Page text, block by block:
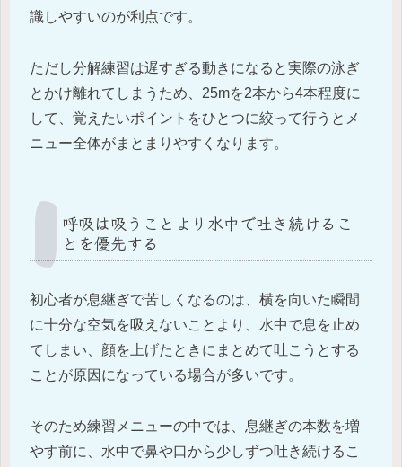
識しやすいのが利点です。
ただし分解練習は遅すぎる動きになると実際の泳ぎ
とかけ離れてしまうため、25mを2本から4本程度に
して、覚えたいポイントをひとつに絞って行うとメ
ニュー全体がまとまりやすくなります。
呼吸は吸うことより水中で吐き続けるこ
とを優先する
初心者が息継ぎで苦しくなるのは、横を向いた瞬間
に十分な空気を吸えないことより、水中で息を止め
てしまい、顔を上げたときにまとめて吐こうとする
ことが原因になっている場合が多いです。
そのため練習メニューの中では、息継ぎの本数を増
やす前に、水中で鼻や口から少しずつ吐き続けるこ